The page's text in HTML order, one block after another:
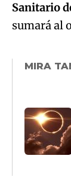
Sanitario
sumará al
MIRA